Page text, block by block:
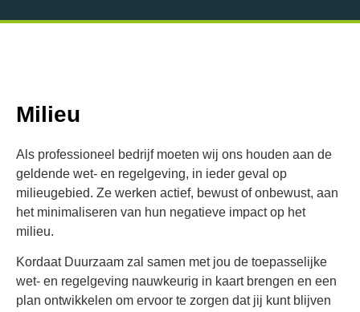
Milieu
Als professioneel bedrijf moeten wij ons houden aan de
geldende wet- en regelgeving, in ieder geval op
milieugebied. Ze werken actief, bewust of onbewust, aan
het minimaliseren van hun negatieve impact op het
milieu.
Kordaat Duurzaam zal samen met jou de toepasselijke
wet- en regelgeving nauwkeurig in kaart brengen en een
plan ontwikkelen om ervoor te zorgen dat jij kunt blijven